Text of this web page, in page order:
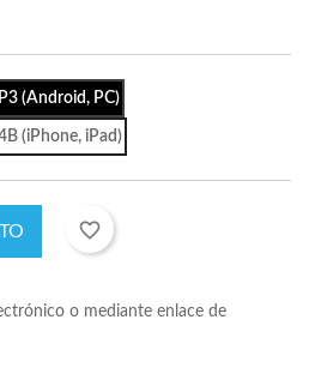
(Android, PC)
(iPhone, iPad)
favorite_border
o mediante enlace de